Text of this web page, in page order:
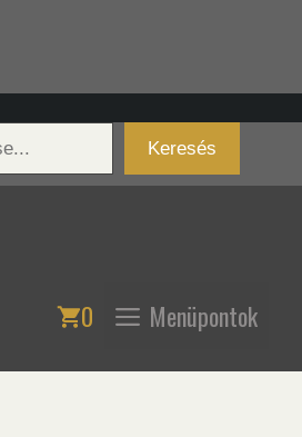
Keresés
0 Menüpontok